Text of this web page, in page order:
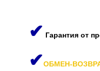
✔ Гарантия от
✔ОБМЕН-